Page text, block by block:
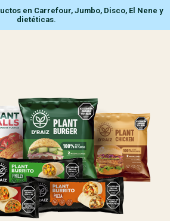
en Carrefour, Jumbo, Disco, El Nene y
dietéticas.